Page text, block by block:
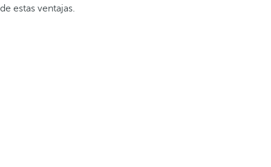
de estas ventajas.